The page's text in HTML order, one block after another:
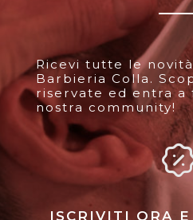
Ricevi tutte le
Barbieria Colla.
riservate ed entra a
nostra community!
ISCRIVITI ORA